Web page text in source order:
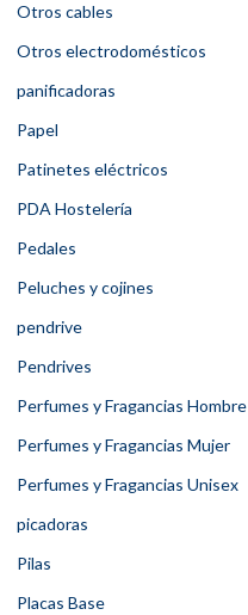
Otros cables
Otros electrodomésticos
panificadoras
Papel
Patinetes eléctricos
PDA Hostelería
Pedales
Peluches y cojines
pendrive
Pendrives
Perfumes y Fragancias Hombre
Perfumes y Fragancias Mujer
Perfumes y Fragancias Unisex
picadoras
Pilas
Placas Base